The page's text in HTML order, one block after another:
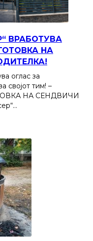
ВРАБОТУВА
НА
оглас за
својот тим! –
НА СЕНДВИЧИ